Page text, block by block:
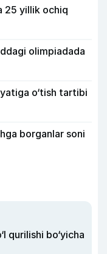
25 yillik ochiq
olimpiadada
o‘tish tartibi
borganlar soni
qurilishi bo‘yicha